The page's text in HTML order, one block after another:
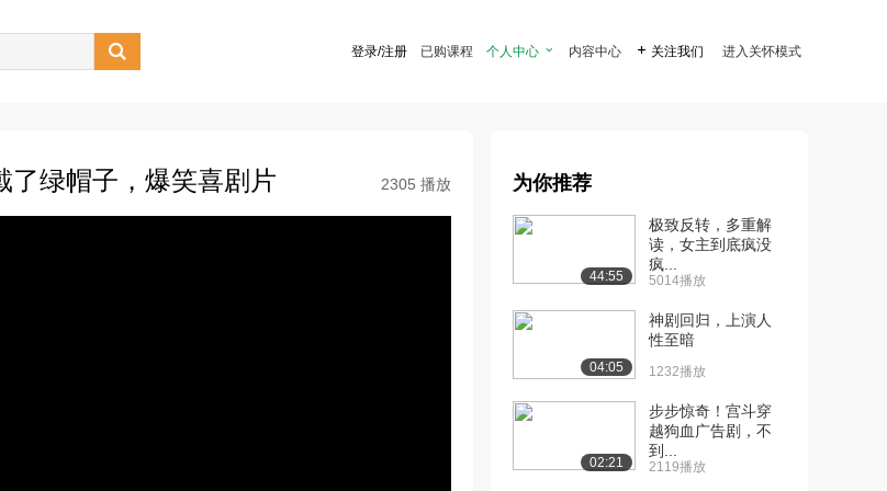
 登录/注册 已购课程 个人中心  内容中心  关注我们 进入关怀模式
了绿帽子，爆笑喜剧片 2305 播放 为你推荐
44:55
极致反转，多重解
读，女主到底疯没
疯...
5014播放
04:05
神剧回归，上演人
性至暗
1232播放
02:21
步步惊奇！宫斗穿
越狗血广告剧，不
到...
2119播放